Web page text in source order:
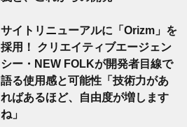
サイトリニューアルに「Orizm」を
採用！ クリエイティブエージェン
シー・NEW FOLKが開発者目線で
語る使用感と可能性「技術力があ
ればあるほど、自由度が増します
ね」